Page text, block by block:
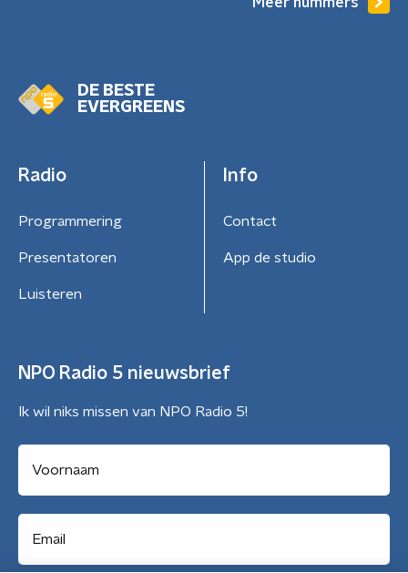
DE BESTE
EVERGREENS
Radio
Programmering
Presentatoren
Luisteren
Info
Contact
App de studio
NPO Radio 5 nieuwsbrief
Ik wil niks missen van NPO Radio 5!